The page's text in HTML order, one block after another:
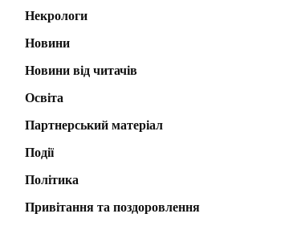
Некрологи
Новини
Новини від читачів
Освіта
Партнерський матеріал
Події
Політика
Привітання та поздоровлення